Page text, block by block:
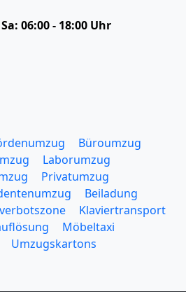
06:00 - 18:00 Uhr
Büroumzug
Laborumzug
Privatumzug
Beiladung
Klaviertransport
Möbeltaxi
Umzugskartons